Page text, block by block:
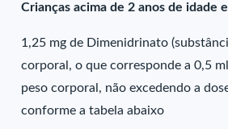
Crianças acima de 2 anos de idade
1,25 mg de Dimenidrinato
corporal, o que corresponde a 0,5
peso corporal, não excedendo a
conforme a tabela abaixo